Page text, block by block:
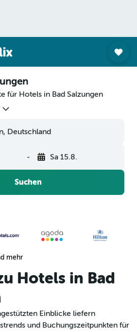
für Hotels in Bad Salzungen
Deutschland
- Sa 15.8.
Suchen
mehr
Hotels in Bad
Einblicke liefern
und Buchungszeitpunkten für